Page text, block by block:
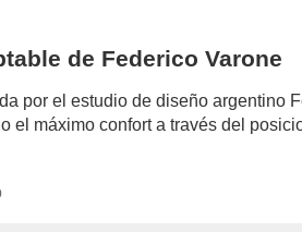
de Federico Varone
por el estudio de diseño argentino
el máximo confort a través del
author/pilar-